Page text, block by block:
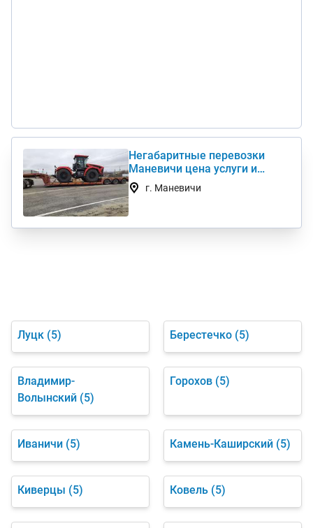
Негабаритные перевозки
Маневичи цена услуги и
стоимость 1 км недорого
г. Маневичи
Луцк (5) Берестечко (5)
Владимир-
Волынский (5)
Горохов (5)
Иваничи (5) Камень-Каширский (5)
Киверцы (5) Ковель (5)